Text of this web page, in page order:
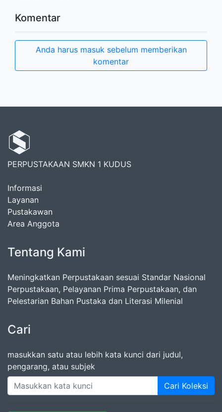
Komentar
Anda harus masuk sebelum memberikan
komentar
PERPUSTAKAAN SMKN 1 KUDUS
Informasi
Layanan
Pustakawan
Area Anggota
Tentang Kami
Meningkatkan Perpustakaan sesuai Standar Nasional
Perpustakaan, Pelayanan Prima Perpustakaan, dan
Pelestarian Bahan Pustaka dan Literasi Milenial
Cari
masukkan satu atau lebih kata kunci dari judul,
pengarang, atau subjek
Cari Koleksi